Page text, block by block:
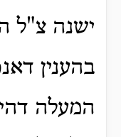
ישנה צ"ל
בהענין
המעלה